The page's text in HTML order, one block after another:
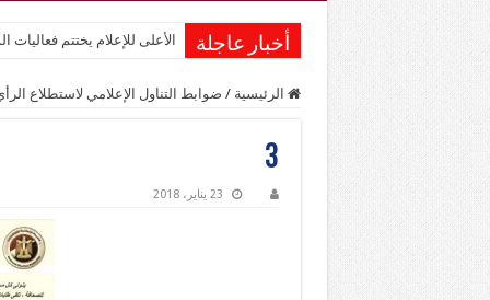
أخبار عاجلة الأعلى للإعلام يختتم فعاليات
الرئيسية / ضوابط التناول الإعلامي لاستطلاع
3
23 يناير، 2018